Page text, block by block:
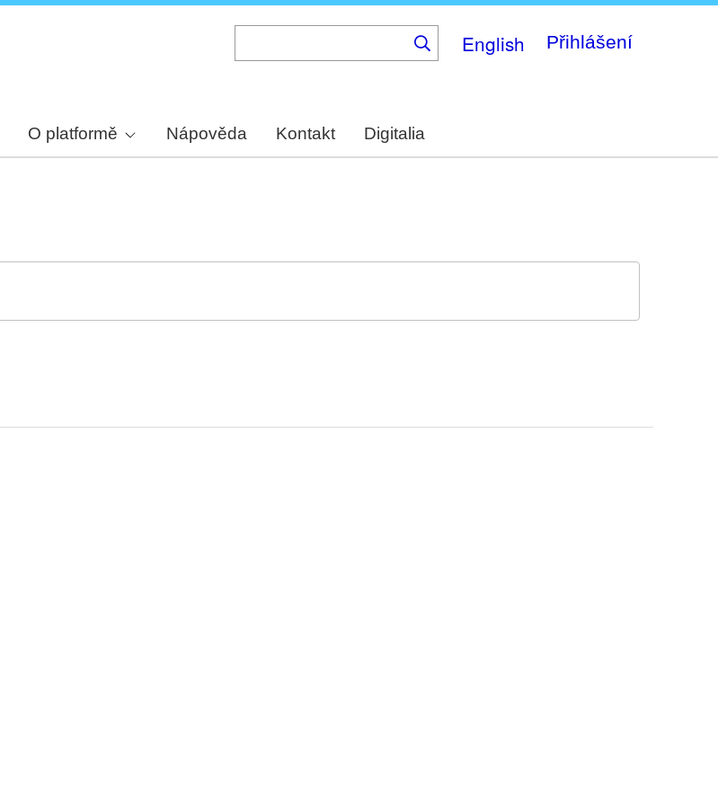
English Přihlášení
O platformě Nápověda Kontakt Digitalia